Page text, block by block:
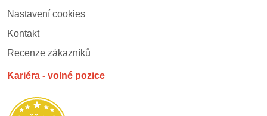
Nastavení cookies
Kontakt
Recenze zákazníků
Kariéra - volné pozice